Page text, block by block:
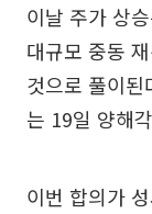
이날 주가 상
대규모 중동
것으로 풀이
는 19일 양해
이번 합의가